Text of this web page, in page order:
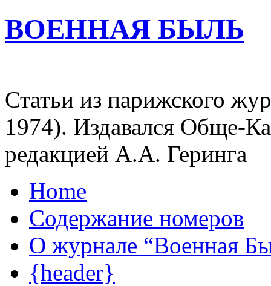
ВОЕННАЯ БЫЛЬ
Статьи из парижского
1974). Издавался Обще-
редакцией А.А. Геринга
Home
Содержание номеров
О журнале “Военная
{header}